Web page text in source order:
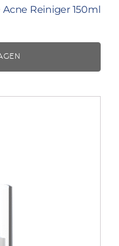
Acne Reiniger 150ml